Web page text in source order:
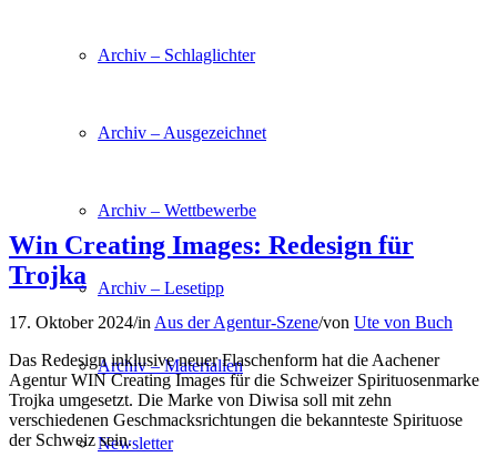
Archiv – Schlaglichter
Archiv – Ausgezeichnet
Archiv – Wettbewerbe
Archiv – Lesetipp
Archiv – Materialien
Newsletter
Win Creating Images: Redesign für
Trojka
17. Oktober 2024/in Aus der Agentur-Szene/von Ute von Buch
Das Redesign inklusive neuer Flaschenform hat die Aachener
Agentur WIN Creating Images für die Schweizer Spirituosenmarke
Trojka umgesetzt. Die Marke von Diwisa soll mit zehn
verschiedenen Geschmacksrichtungen die bekannteste Spirituose
der Schweiz sein.